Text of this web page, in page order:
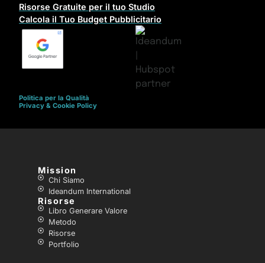
Risorse Gratuite per il tuo Studio
Calcola il Tuo Budget Pubblicitario
Politica per la Qualità
Privacy & Cookie Policy
Mission
Chi Siamo
Ideandum International
Risorse
Libro Generare Valore
Metodo
Risorse
Portfolio